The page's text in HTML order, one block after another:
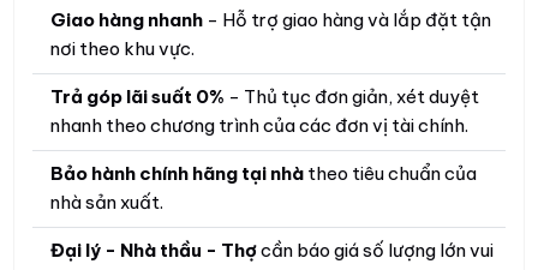
Giao hàng nhanh - Hỗ trợ giao hàng và lắp đặt tận
nơi theo khu vực.
Trả góp lãi suất 0% - Thủ tục đơn giản, xét duyệt
nhanh theo chương trình của các đơn vị tài chính.
Bảo hành chính hãng tại nhà theo tiêu chuẩn của
nhà sản xuất.
Đại lý - Nhà thầu - Thợcần báo giá số lượng lớn vui